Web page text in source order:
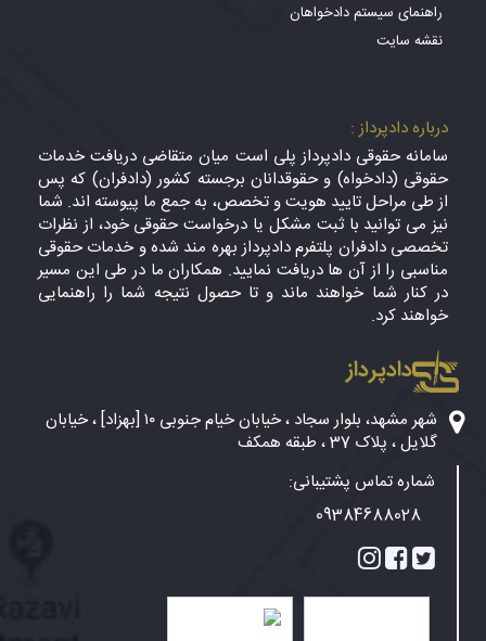
راهنمای سیستم دادخواهان
نقشه سایت
درباره دادپرداز :
سامانه حقوقی دادپرداز پلی است میان متقاضی دریافت خدمات
حقوقی (دادخواه) و حقوقدانان برجسته کشور (دادفران) که پس
از طی مراحل تایید هویت و تخصص، به جمع ما پیوسته اند. شما
نیز می توانید با ثبت مشکل یا درخواست حقوقی خود، از نظرات
تخصصی دادفران پلتفرم دادپرداز بهره مند شده و خدمات حقوقی
مناسبی را از آن ها دریافت نمایید. همکاران ما در طی این مسیر
در کنار شما خواهند ماند و تا حصول نتیجه شما را راهنمایی
خواهند کرد.
دادپرداز
شهر مشهد، بلوار سجاد ، خیابان خیام جنوبی ۱۰ [بهزاد] ، خیابان
گلایل ، پلاک 37 ، طبقه همکف
شماره تماس پشتیبانی:
09384688028